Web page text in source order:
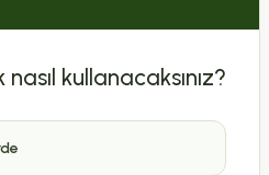
kullanacaksınız?